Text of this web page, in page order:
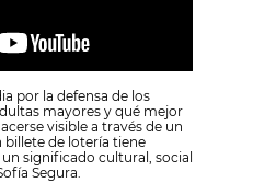
por la defensa de los
mayores y qué mejor
visible a través de un
billete de lotería tiene
significado cultural, social
Segura.